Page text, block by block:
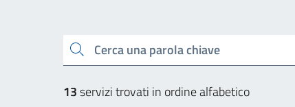
Cerca una parola chiave
13servizi trovati in ordine alfabetico